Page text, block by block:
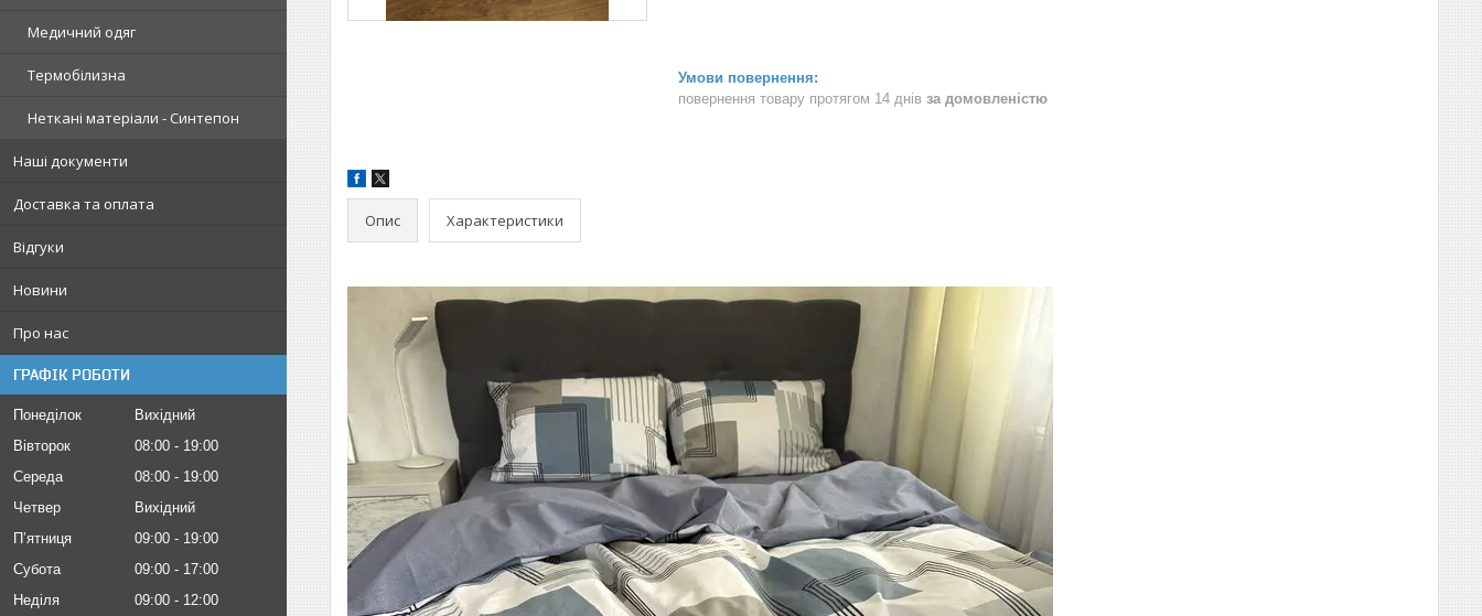
Медичний одяг
Термобілизна
Неткані матеріали - Синтепон
Наші документи
Доставка та оплата
Відгуки
Новини
Про нас
ГРАФІК РОБОТИ
Понеділок
Вихідний
Вівторок
08:00
19:00
Середа
08:00
19:00
Четвер
Вихідний
Пʼятниця
09:00
19:00
Субота
09:00
17:00
Неділя
09:00 12:00
повернення товару протягом 14 днів за домовленістю
Опис Характеристики